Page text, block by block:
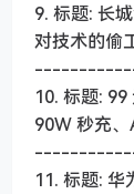
9. 标题: 长
对技术的偷
10. 标题:
90W 秒充
11. 标题: 华